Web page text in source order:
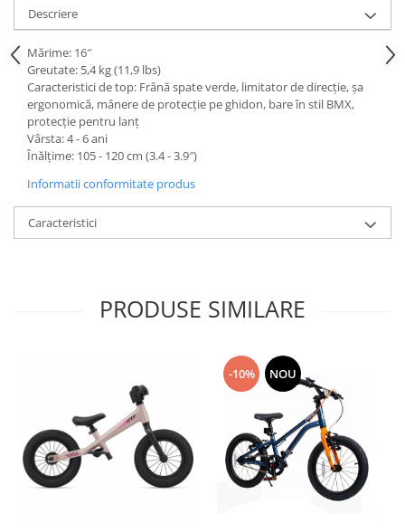
Descriere
Mărime: 16″
Greutate: 5,4 kg (11,9 lbs)
Caracteristici de top: Frână spate verde, limitator de direcție, șa
ergonomică, mânere de protecție pe ghidon, bare în stil BMX,
protecție pentru lanț
Vârsta: 4 - 6 ani
Înălțime: 105 - 120 cm (3.4 - 3.9″)
Informatii conformitate produs
Caracteristici
PRODUSE SIMILARE
-10% NOU